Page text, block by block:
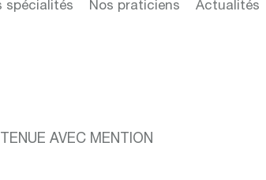
spécialités Nos praticiens Actualités
AVEC MENTION